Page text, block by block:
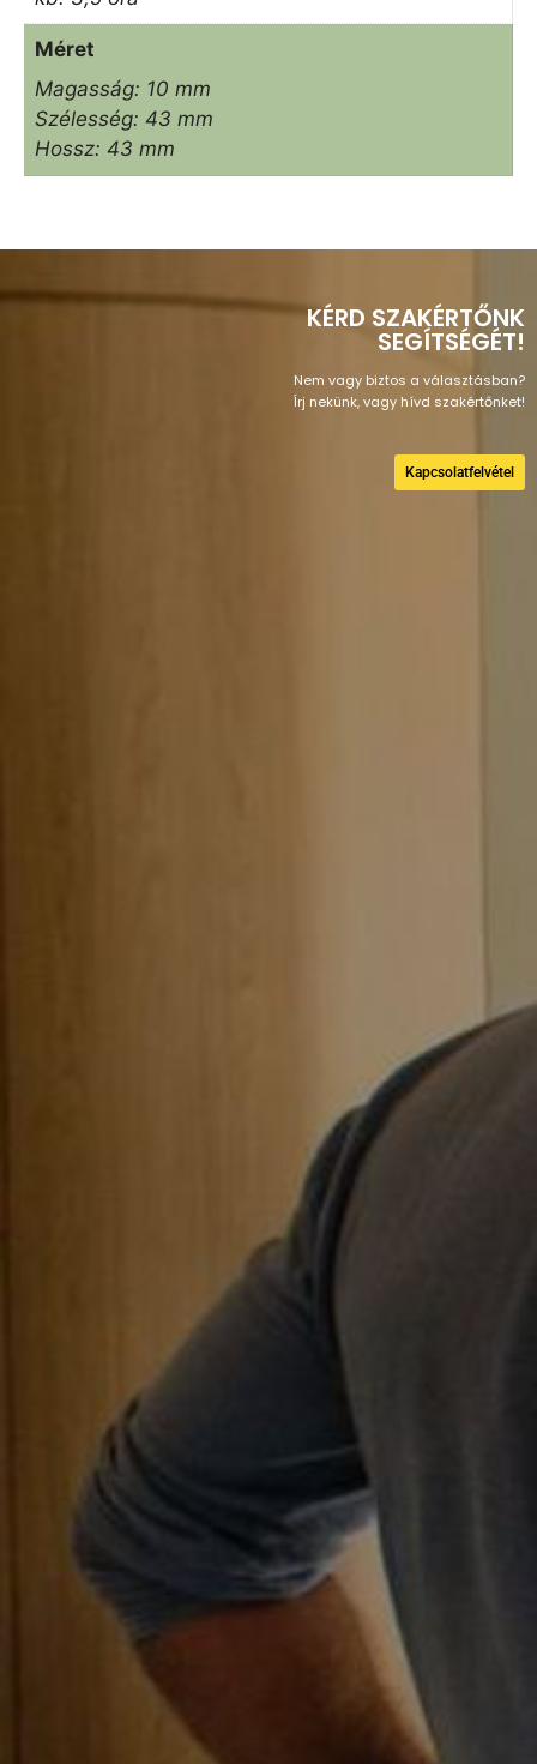
Méret
Magasság: 10 mm
Szélesség: 43 mm
Hossz: 43 mm
KÉRD SZAKÉRTŐNK
SEGÍTSÉGÉT!
Nem vagy biztos a választásban?
Írj nekünk, vagy hívd szakértőnket!
Kapcsolatfelvétel